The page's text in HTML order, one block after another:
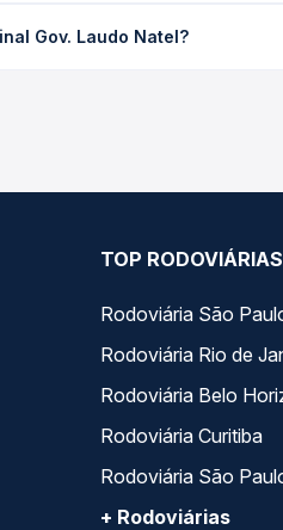
de todas as viações em
Gov. Laudo Natel?
TOP RODOVIÁRIAS
Rodoviária São
Rodoviária Rio de
Rodoviária Belo
Rodoviária Curitiba
Rodoviária São
+ Rodoviárias